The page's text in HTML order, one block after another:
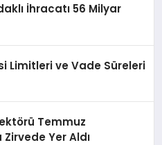
İhracatı 56 Milyar
Limitleri ve Vade Süreleri
Temmuz
Yer Aldı